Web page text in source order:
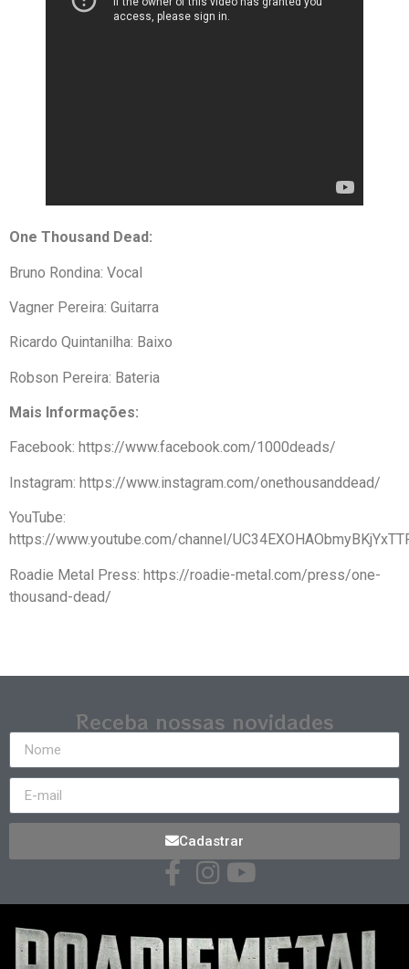
One Thousand Dead:
Bruno Rondina: Vocal
Vagner Pereira: Guitarra
Ricardo Quintanilha: Baixo
Robson Pereira: Bateria
Mais Informações:
Facebook: https://www.facebook.com/1000deads/
Instagram: https://www.instagram.com/onethousanddead/
YouTube:
https://www.youtube.com/channel/
Roadie Metal Press: https://roadie-metal.com/press/one-
thousand-dead/
Receba nossas novidades
Cadastrar